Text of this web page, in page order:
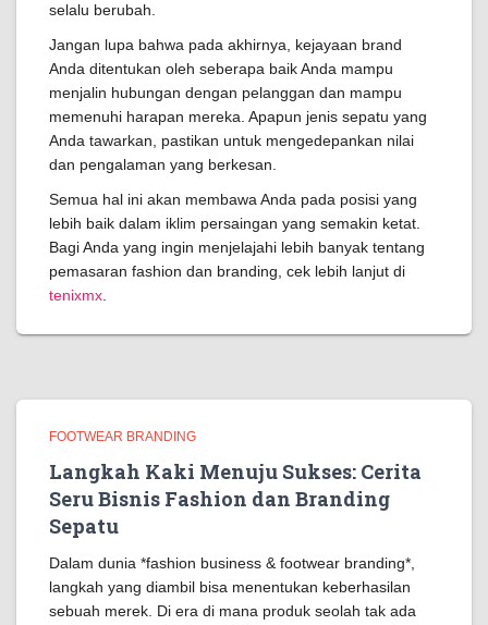
selalu berubah.
Jangan lupa bahwa pada akhirnya, kejayaan brand
Anda ditentukan oleh seberapa baik Anda mampu
menjalin hubungan dengan pelanggan dan mampu
memenuhi harapan mereka. Apapun jenis sepatu yang
Anda tawarkan, pastikan untuk mengedepankan nilai
dan pengalaman yang berkesan.
Semua hal ini akan membawa Anda pada posisi yang
lebih baik dalam iklim persaingan yang semakin ketat.
Bagi Anda yang ingin menjelajahi lebih banyak tentang
pemasaran fashion dan branding, cek lebih lanjut di
tenixmx
FOOTWEAR BRANDING
Langkah Kaki Menuju Sukses: Cerita
Seru Bisnis Fashion dan Branding
Sepatu
Dalam dunia *fashion business & footwear branding*,
langkah yang diambil bisa menentukan keberhasilan
sebuah merek. Di era di mana produk seolah tak ada